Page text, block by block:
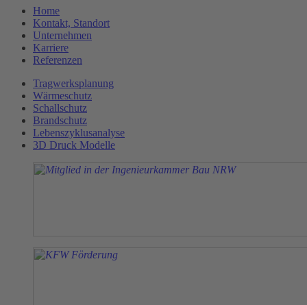
Home
Kontakt, Standort
Unternehmen
Karriere
Referenzen
Tragwerksplanung
Wärmeschutz
Schallschutz
Brandschutz
Lebenszyklusanalyse
3D Druck Modelle